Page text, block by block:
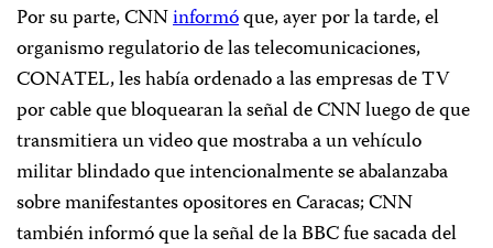
Por su parte, CNNinformóque, ayer por la tarde, el
organismo regulatorio de las telecomunicaciones,
CONATEL, les había ordenado a las empresas de TV
por cable que bloquearan la señal de CNN luego de que
transmitiera un video que mostraba a un vehículo
militar blindado que intencionalmente se abalanzaba
sobre manifestantes opositores en Caracas; CNN
también informó que la señal de la BBC fue sacada del